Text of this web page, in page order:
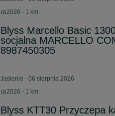
2026 - 1 km
Blyss Marcello Basic
socjalna MARCELLO
8987450305
Jasienie - 06 sierpnia 2026
2026 - 1 km
Blyss KTT30 Przyczepa